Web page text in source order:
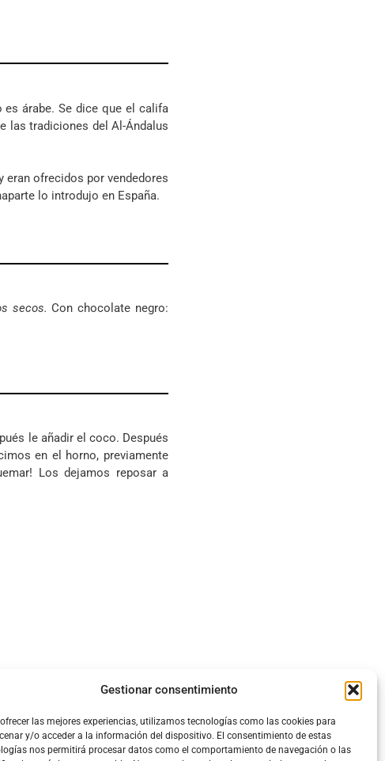
Gestionar consentimiento
las mejores experiencias, utilizamos tecnologías como las cookies para
y/o acceder a la información del dispositivo. El consentimiento de estas
nos permitirá procesar datos como el comportamiento de navegación o las
árabe. Se dice que el califa
las tradiciones del Al-Ándalus
ofrecidos por vendedores
lo introdujo en España.
secos.Con chocolate negro:
le añadir el coco. Después
en el horno, previamente
Los dejamos reposar a